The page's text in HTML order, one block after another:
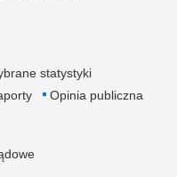
statystyki
Opinia publiczna